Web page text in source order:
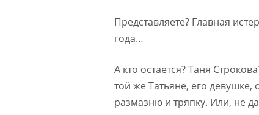
Представляете? Главная
года…
А кто остается? Таня
той же Татьяне, его девушке,
размазню и тряпку. Или, не